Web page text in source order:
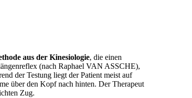
aus der Kinesiologie, die einen
(nach Raphael VAN ASSCHE),
der Testung liegt der Patient meist auf
über den Kopf nach hinten. Der Therapeut
Zug.